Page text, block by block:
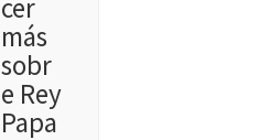
cer
más
sobr
e Rey
Papa